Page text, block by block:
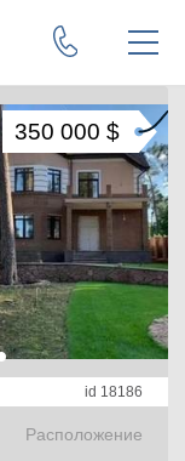
id 18186
Расположение
350 000 $